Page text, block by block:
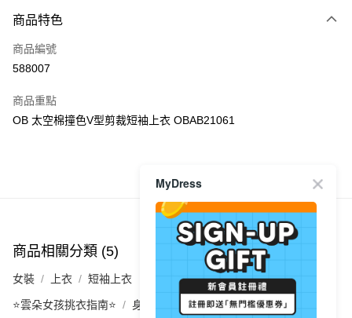
信用卡
Apple Pay
PayMe
每筆HK$40.00，滿HK$350.00或以上免運費
付款後順豐站及營業點
每筆HK$40.00，滿HK$350.00或以上免運費
付款後順豐合作便利店
商品特色
商品編號
588007
商品重點
OB 太空棉撞色V型剪裁短袖上衣 OBAB21061
商品推薦
商品相關分類 (5)
女裝 上衣 短袖上衣
⭐雲朵女孩挑衣指南⭐ 身型挑衣指南｜梨型
MyDress